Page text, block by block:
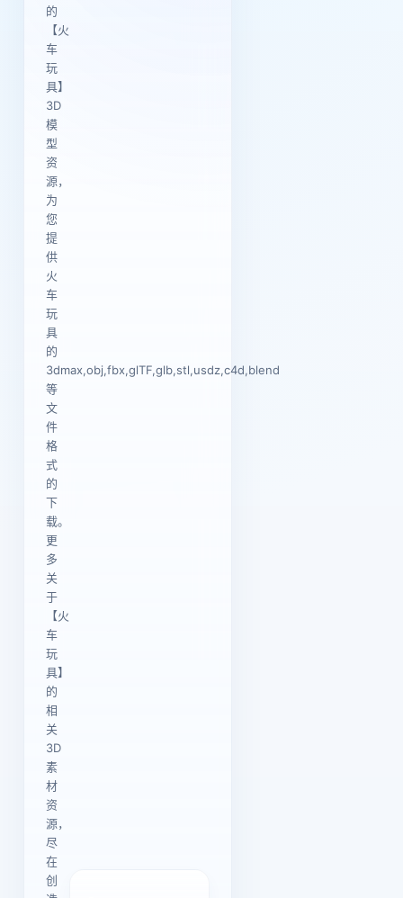
的
【火
车
玩
具】
3D
模
型
资
源，
为
您
提
供
火
车
玩
具
的
3dmax,obj,fbx,glTF,glb,stl,usdz,c4d,blend
等
文
件
格
式
的
下
载。
更
多
关
于
【火
车
玩
具】
的
相
关
3D
素
材
资
源，
尽
在
创